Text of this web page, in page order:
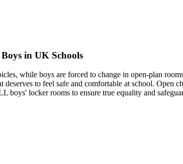
in UK Schools
while boys are forced to change in open-plan
to feel safe and comfortable at school. Open
boys' locker rooms to ensure true equality and